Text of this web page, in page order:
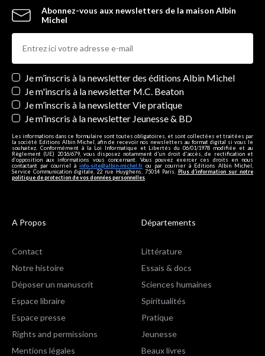
Abonnez-vous aux newsletters de la maison Albin
Michel
Newsletters
Je m’inscris à la newsletter des éditions Albin Michel
Je m'inscris à la newsletter M.C. Beaton
Je m’inscris à la newsletter Vie pratique
Je m’inscris à la newsletter Jeunesse & BD
Les informations dans ce formulaire sont toutes obligatoires, et sont collectées et traitées par
la société Editions Albin Michel, afin de recevoir nos newsletters au format digital si vous le
souhaitez. Conformément à la Loi Informatique et Libertés du 06/01/1978 modifiée et au
Règlement (UE) 2016/679, vous disposez notamment d'un droit d'accès, de rectification et
d’opposition aux informations vous concernant. Vous pouvez exercer ces droits en nous
contactant par courriel à info-site@albin-michel.fr ou par courrier à Editions Albin Michel,
Service Communication digitale, 22 rue Huyghens, 75014 Paris. Plus d’information sur notre
politique de protection de vos données personnelles
A Propos
Contact
Notre histoire
Déposer un manuscrit
Espace libraire
Espace presse
Rights and permissions
Mentions légales
Départements
Littérature
Essais & docs
Sciences humaines
Spiritualités
Pratique
Jeunesse
Beaux livres